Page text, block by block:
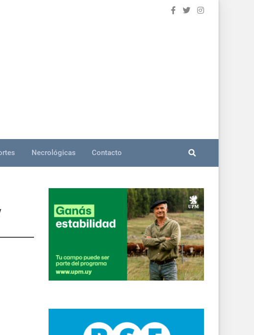
Necrológicas Contacto